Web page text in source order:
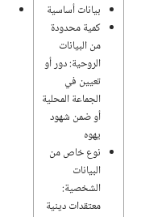
بيانات أساسية
كمية محدودة
من البيانات
الروحية:‏ دور أو
تعيين في
الجماعة المحلية
أو ضمن شهود
يهوه
نوع خاص من
البيانات
الشخصية:‏
معتقدات دينية